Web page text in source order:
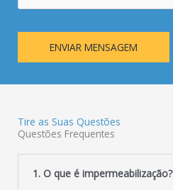
ENVIAR MENSAGEM
Tire as Suas Questões
Questões Frequentes
1. O que é impermeabilização?